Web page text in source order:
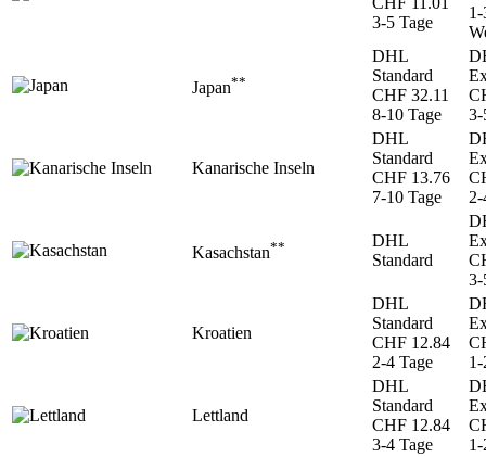
3-5 Tage
1-
Japan**
DHL
Standard
CHF 32.11
8-10 Tage
3-
Kanarische Inseln
DHL
Standard
CHF 13.76
7-10 Tage
2-
Kasachstan**
DHL
Standard
3-
Kroatien
DHL
Standard
CHF 12.84
2-4 Tage
1-
Lettland
DHL
Standard
CHF 12.84
3-4 Tage
1-